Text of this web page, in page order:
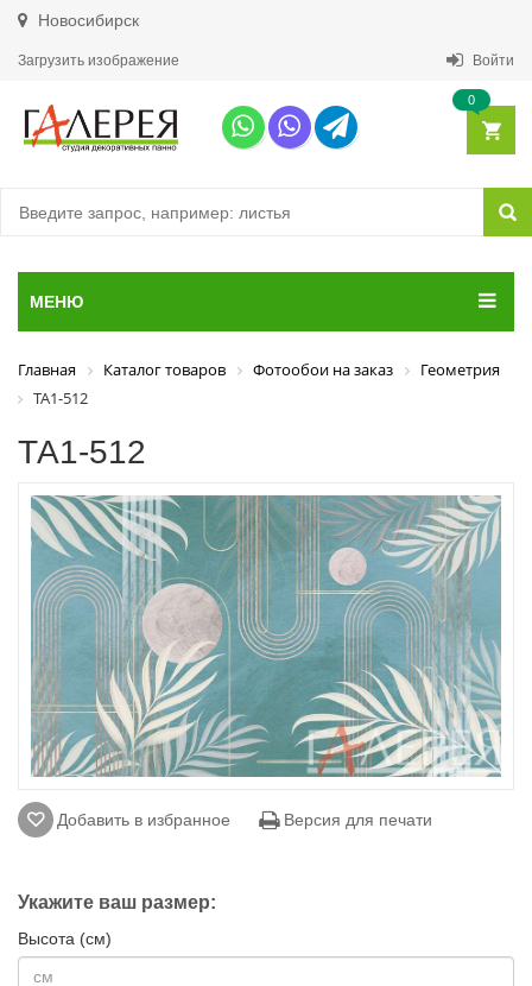
Новосибирск
Загрузить изображение Войти
0
МЕНЮ
Главная Каталог товаров Фотообои на заказ
Геометрия
ТА1-512
ТА1-512
Добавить в избранное Версия для печати
Укажите ваш размер:
Высота (см)